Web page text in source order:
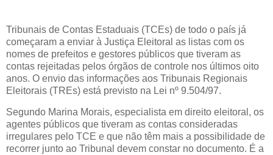
Tribunais de Contas Estaduais (TCEs) de todo o país já
começaram a enviar à Justiça Eleitoral as listas com os
nomes de prefeitos e gestores públicos que tiveram as
contas rejeitadas pelos órgãos de controle nos últimos oito
anos. O envio das informações aos Tribunais Regionais
Eleitorais (TREs) está previsto na Lei nº 9.504/97.
Segundo Marina Morais, especialista em direito eleitoral, os
agentes públicos que tiveram as contas consideradas
irregulares pelo TCE e que não têm mais a possibilidade de
recorrer junto ao Tribunal devem constar no documento. É a